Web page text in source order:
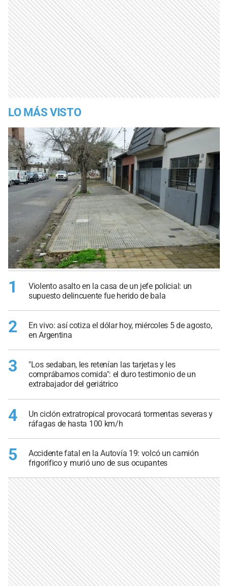
LO MÁS VISTO
1
Violento asalto en la casa de un jefe policial: un
supuesto delincuente fue herido de bala
2
En vivo: así cotiza el dólar hoy, miércoles 5 de agosto,
en Argentina
3
"Los sedaban, les retenían las tarjetas y les
comprábamos comida": el duro testimonio de un
extrabajador del geriátrico
4
Un ciclón extratropical provocará tormentas severas y
ráfagas de hasta 100 km/h
5
Accidente fatal en la Autovía 19: volcó un camión
frigorífico y murió uno de sus ocupantes